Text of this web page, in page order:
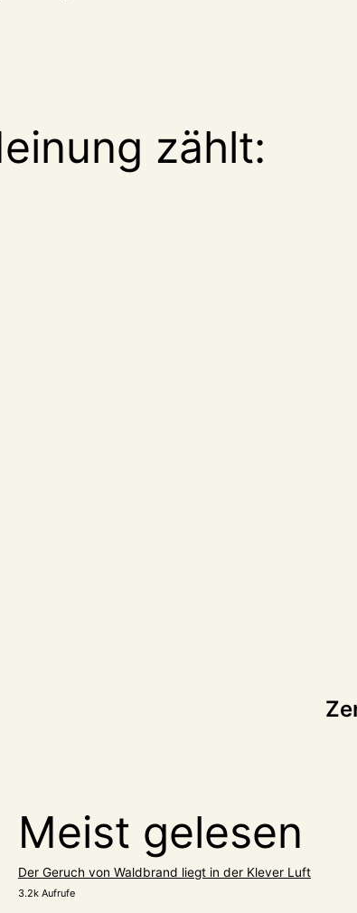
zählt:
Meist gelesen
Der Geruch von Waldbrand liegt in der Klever Luft
3.2k Aufrufe